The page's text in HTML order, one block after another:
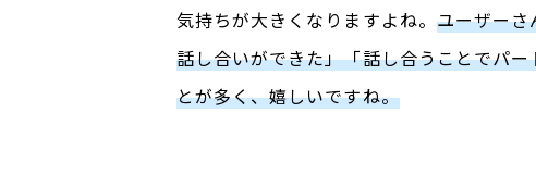
気持ちが大きくなりますよね。 ユーザーさ
話し合いができた」「話し合うことでパ
とが多く、嬉しいですね。